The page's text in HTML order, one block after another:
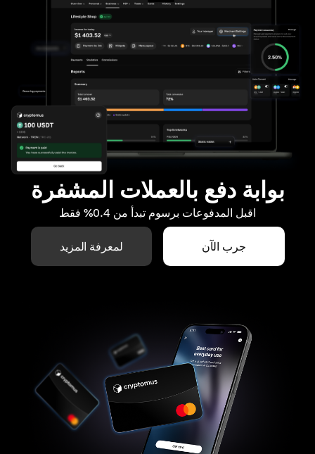
بوابة دفع بالعملات المشفرة
اقبل المدفوعات برسوم تبدأ من 0.4% فقط
جرب الآن لمعرفة المزيد